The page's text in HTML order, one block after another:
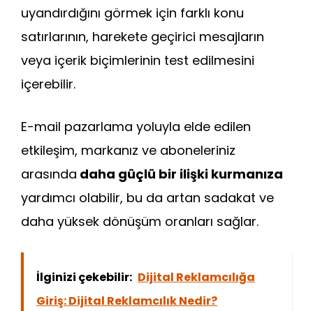
uyandırdığını görmek için farklı konu
satırlarının, harekete geçirici mesajların
veya içerik biçimlerinin test edilmesini
içerebilir.
E-mail pazarlama yoluyla elde edilen
etkileşim, markanız ve aboneleriniz
arasında daha güçlü bir ilişki kurmanıza
yardımcı olabilir, bu da artan sadakat ve
daha yüksek dönüşüm oranları sağlar.
İlginizi çekebilir: Dijital Reklamcılığa
Giriş: Dijital Reklamcılık Nedir?